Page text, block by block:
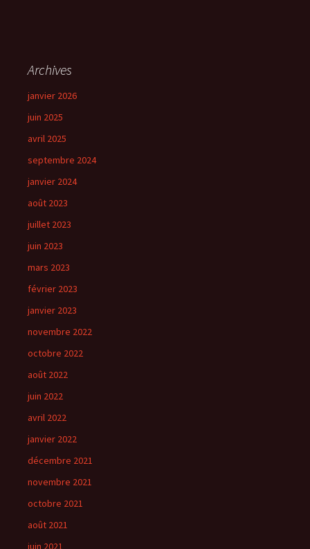
Archives
janvier 2026
juin 2025
avril 2025
septembre 2024
janvier 2024
août 2023
juillet 2023
juin 2023
mars 2023
février 2023
janvier 2023
novembre 2022
octobre 2022
août 2022
juin 2022
avril 2022
janvier 2022
décembre 2021
novembre 2021
octobre 2021
août 2021
juin 2021